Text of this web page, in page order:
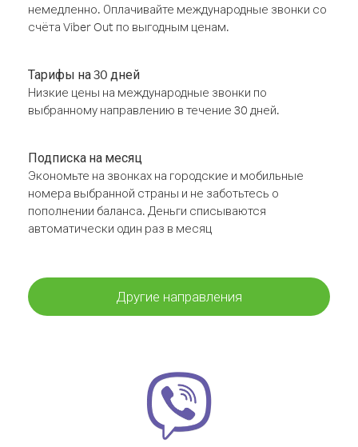
немедленно. Оплачивайте международные звонки со
счёта Viber Out по выгодным ценам.
Тарифы на 30 дней
Низкие цены на международные звонки по
выбранному направлению в течение 30 дней.
Подписка на месяц
Экономьте на звонках на городские и мобильные
номера выбранной страны и не заботьтесь о
пополнении баланса. Деньги списываются
автоматически один раз в месяц
Другие направления